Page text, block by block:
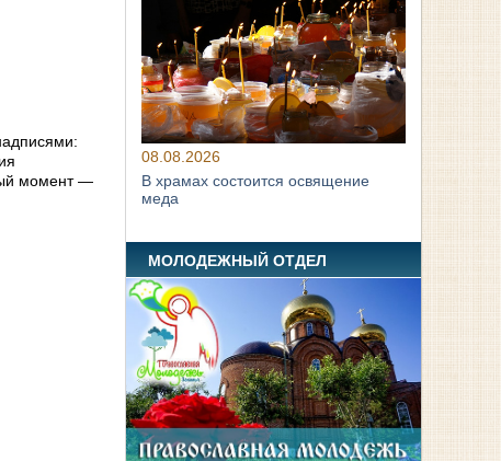
момент —
08.08.2026
В храмах состоится освящение
меда
МОЛОДЕЖНЫЙ ОТДЕЛ